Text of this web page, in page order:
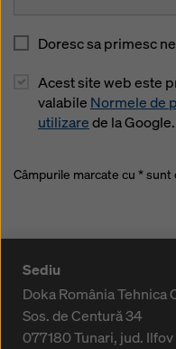
Doresc sa primesc
Acest site web este
valabile Normele de
utilizarede la Google.
Câmpurile marcate cu * sunt
Sediu
Doka România Tehnica
Sos. de Centură 34
077180Tunari, jud. Ilfov